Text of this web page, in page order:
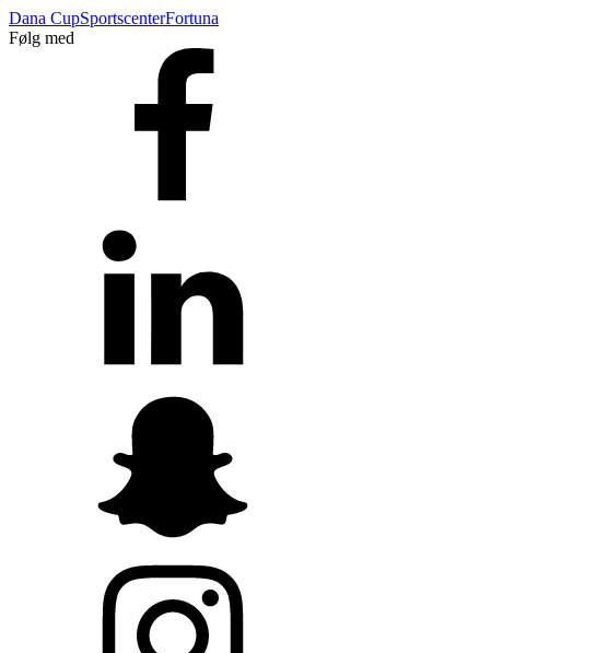
Dana CupSportscenterFortuna
Følg med